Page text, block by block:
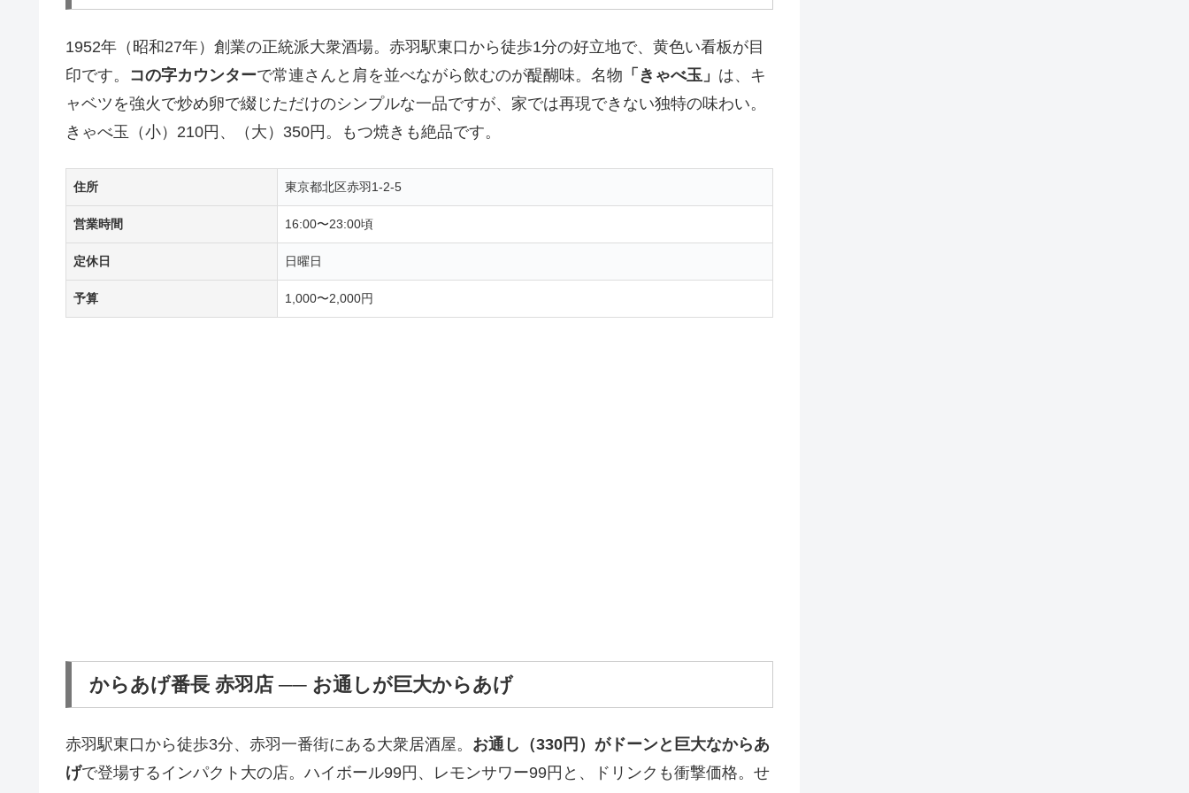
1952年（昭和27年）創業の正統派大衆酒場。赤羽駅東口から徒歩1分の好立地で、黄色い看板が目
印です。 コの字カウンターで常連さんと肩を並べながら飲むのが醍醐味。名物 「きゃべ玉」 は、キ
ャベツを強火で炒め卵で綴じただけのシンプルな一品ですが、家では再現できない独特の味わい。
きゃべ玉（小）210円、（大）350円。もつ焼きも絶品です。
住所 東京都北区赤羽1-2-5
営業時間 16:00〜23:00頃
定休日 日曜日
予算 1,000〜2,000円
からあげ番長 赤羽店 ── お通しが巨大からあげ
赤羽駅東口から徒歩3分、赤羽一番街にある大衆居酒屋。 お通し（330円）がドーンと巨大なからあ
げで登場するインパクト大の店。ハイボール99円、レモンサワー99円と、ドリンクも衝撃価格。せ